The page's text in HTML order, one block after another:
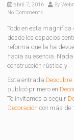
abril 7, 2016 By
No Comments
Todo en esta
desde los espacios
reforma que la ha
hacia su esencia.
construcción rústica y
Esta entrada
publicó primero en
Te invitamos a seguir
Decoración con más de